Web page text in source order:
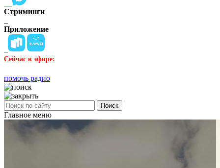
Стриминги
Приложение
Сейчас в эфире:
помочь радио
Поиск
Главное меню